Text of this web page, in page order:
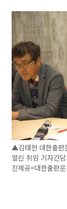
▲김태헌 대한출판
열린 취임 기자간
진제공=대한출판